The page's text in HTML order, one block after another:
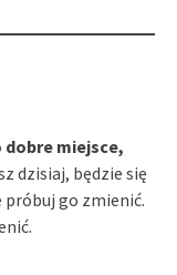
miejsce,
dzisiaj, będzie się
próbuj go zmienić.